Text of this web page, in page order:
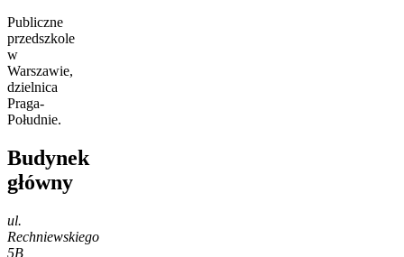
Publiczne
przedszkole
w
Warszawie,
dzielnica
Praga-
Południe.
Budynek
główny
ul.
Rechniewskiego
5B,